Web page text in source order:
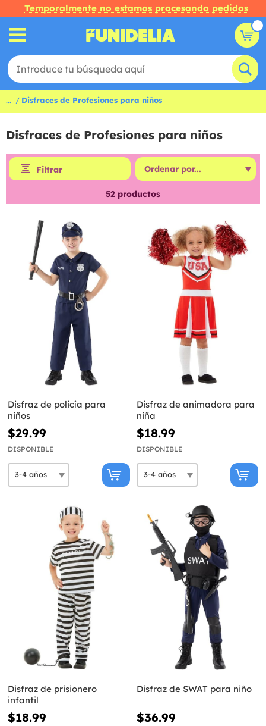
Temporalmente no estamos procesando pedidos
... Disfraces de Profesiones para niños
Disfraces de Profesiones para niños
Filtrar
52 productos
Disfraz de policía para
niños
$29.99
DISPONIBLE
Disfraz de animadora para
niña
$18.99
DISPONIBLE
Disfraz de prisionero
infantil
$18.99
Disfraz de SWAT para niño
$36.99